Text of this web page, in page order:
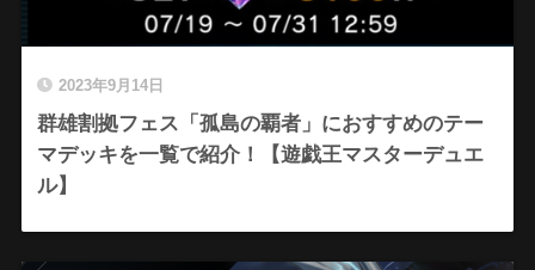
2023年9月14日
群雄割拠フェス「孤島の覇者」におすすめのテー
マデッキを一覧で紹介！【遊戯王マスターデュエ
ル】